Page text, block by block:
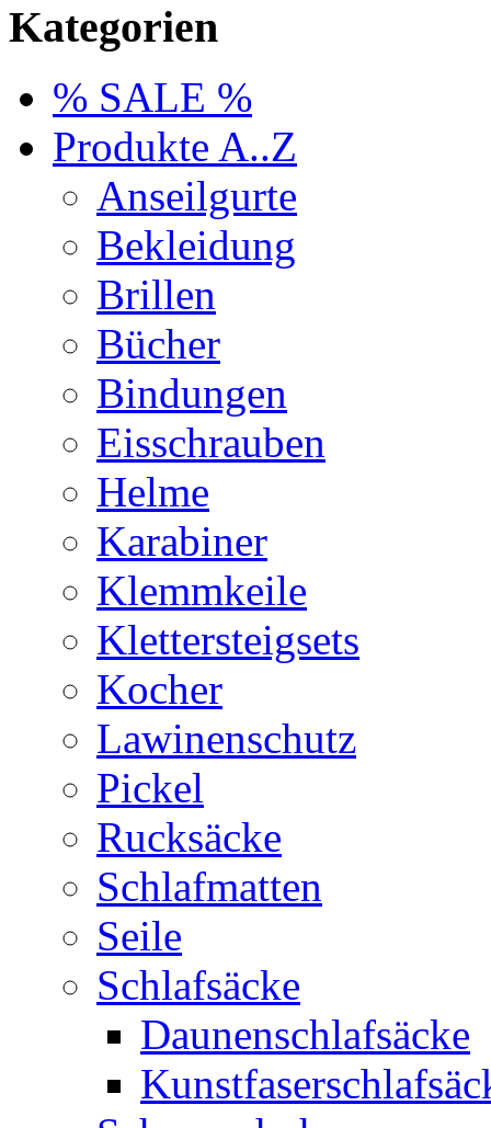
Kategorien
% SALE %
Produkte A..Z
Anseilgurte
Bekleidung
Brillen
Bücher
Bindungen
Eisschrauben
Helme
Karabiner
Klemmkeile
Klettersteigsets
Kocher
Lawinenschutz
Pickel
Rucksäcke
Schlafmatten
Seile
Schlafsäcke
Daunenschlafsäcke